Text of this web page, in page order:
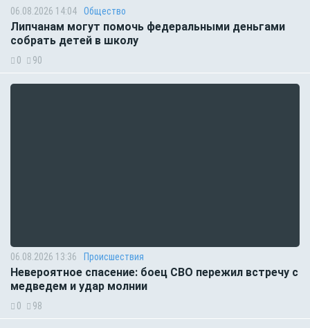
06.08.2026 14:04 Общество
Липчанам могут помочь федеральными деньгами
собрать детей в школу
0 90
06.08.2026 13:36 Происшествия
Невероятное спасение: боец СВО пережил встречу с
медведем и удар молнии
0 98